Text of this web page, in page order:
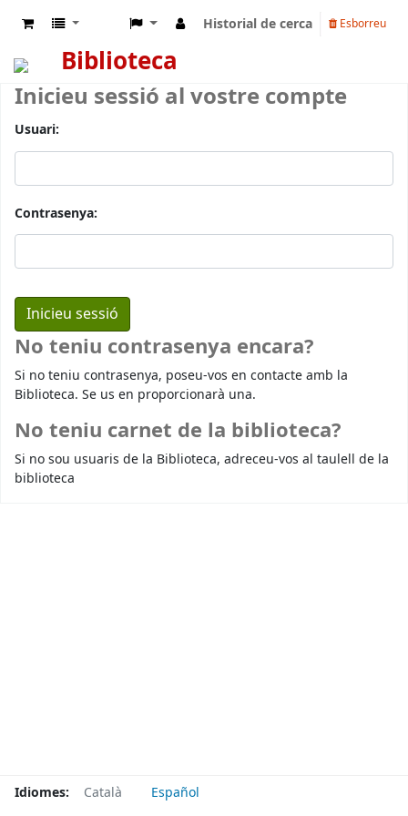
Historial de cerca Esborreu
Biblioteca
Inicieu sessió al vostre compte
Usuari:
Contrasenya:
No teniu contrasenya encara?
Si no teniu contrasenya, poseu-vos en contacte amb la
Biblioteca. Se us en proporcionarà una.
No teniu carnet de la biblioteca?
Si no sou usuaris de la Biblioteca, adreceu-vos al taulell de la
biblioteca
Idiomes: Català Español